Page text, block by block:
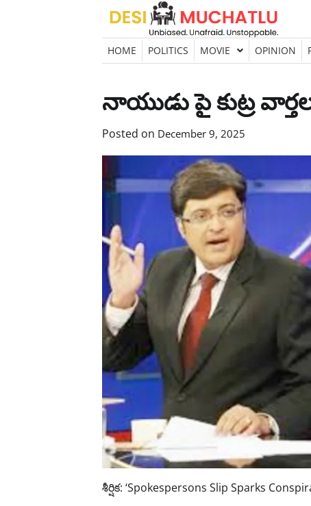
Skip
content
HOME POLITICS MOVIE OPINION
నాయుడు పై కుట్ర
Posted on December 9, 2025
శీర్షిక: ‘Spokespersons Slip Sparks